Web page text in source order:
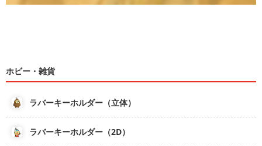
ホビー・雑貨
ラバーキーホルダー（立体）
ラバーキーホルダー（2D）